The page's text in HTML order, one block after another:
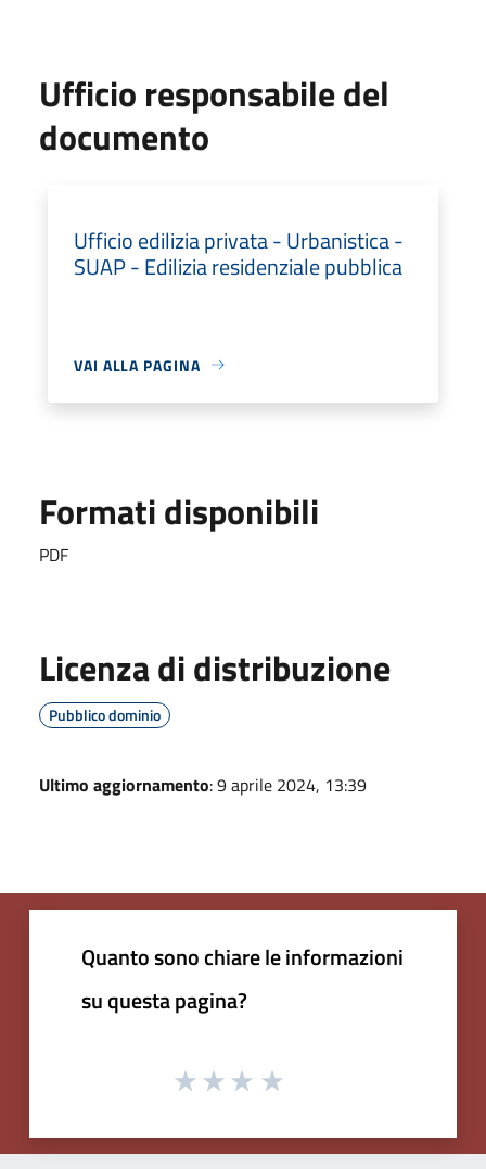
Ufficio responsabile del
documento
Ufficio edilizia privata - Urbanistica -
SUAP - Edilizia residenziale pubblica
VAI ALLA PAGINA
Formati disponibili
PDF
Licenza di distribuzione
Pubblico dominio
Ultimo aggiornamento: 9 aprile 2024, 13:39
Quanto sono chiare le informazioni
su questa pagina?